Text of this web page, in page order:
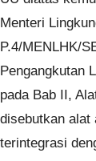
Menteri
P.4/MENLHK/
Pengangkutan
pada Bab II,
disebutkan alat
terintegrasi